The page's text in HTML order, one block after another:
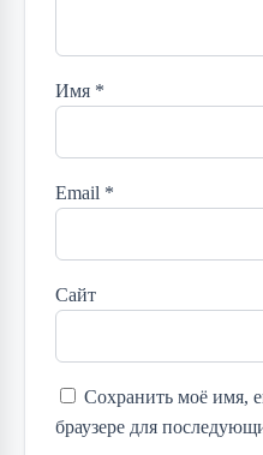
Имя *
Email *
Сайт
Сохранить моё имя,
браузере для